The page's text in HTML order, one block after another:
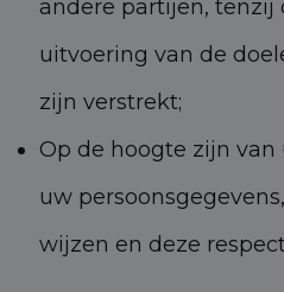
andere partijen, tenzij
uitvoering van de
zijn verstrekt;
Op de hoogte zijn
uw
wijzen en deze